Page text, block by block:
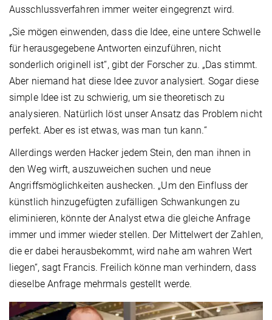
Ausschlussverfahren immer weiter eingegrenzt wird.
„Sie mögen einwenden, dass die Idee, eine untere Schwelle
für herausgegebene Antworten einzuführen, nicht
sonderlich originell ist“, gibt der Forscher zu. „Das stimmt.
Aber niemand hat diese Idee zuvor analysiert. Sogar diese
simple Idee ist zu schwierig, um sie theoretisch zu
analysieren. Natürlich löst unser Ansatz das Problem nicht
perfekt. Aber es ist etwas, was man tun kann.“
Allerdings werden Hacker jedem Stein, den man ihnen in
den Weg wirft, auszuweichen suchen und neue
Angriffsmöglichkeiten aushecken. „Um den Einfluss der
künstlich hinzugefügten zufälligen Schwankungen zu
eliminieren, könnte der Analyst etwa die gleiche Anfrage
immer und immer wieder stellen. Der Mittelwert der Zahlen,
die er dabei herausbekommt, wird nahe am wahren Wert
liegen“, sagt Francis. Freilich könne man verhindern, dass
dieselbe Anfrage mehrmals gestellt werde.